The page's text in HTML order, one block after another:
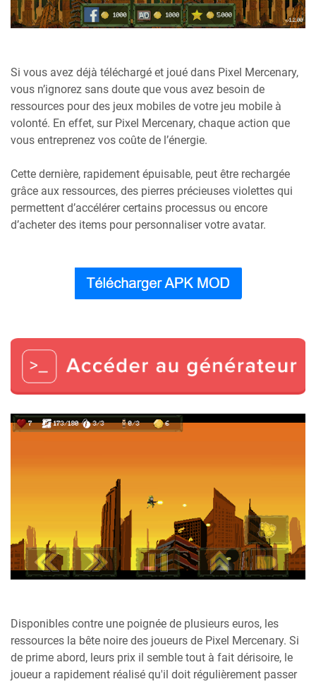
Si vous avez déjà téléchargé et joué dans Pixel Mercenary,
vous n’ignorez sans doute que vous avez besoin de
ressources pour des jeux mobiles de votre jeu mobile à
volonté. En effet, sur Pixel Mercenary, chaque action que
vous entreprenez vos coûte de l’énergie.
Cette dernière, rapidement épuisable, peut être rechargée
grâce aux ressources, des pierres précieuses violettes qui
permettent d’accélérer certains processus ou encore
d’acheter des items pour personnaliser votre avatar.
Disponibles contre une poignée de plusieurs euros, les
ressources la bête noire des joueurs de Pixel Mercenary. Si
de prime abord, leurs prix il semble tout à fait dérisoire, le
joueur a rapidement réalisé qu'il doit régulièrement passer